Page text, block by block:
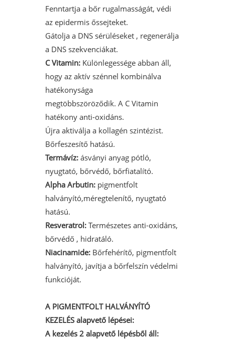
Fenntartja a bőr rugalmasságát, védi
az epidermis őssejteket.
Gátolja a DNS sérüléseket , regenerálja
a DNS szekvenciákat.
C Vitamin: Különlegessége abban áll,
hogy az aktív szénnel kombinálva
hatékonysága
megtöbbszöröződik. A C Vitamin
hatékony anti-oxidáns.
Újra aktiválja a kollagén szintézist.
Bőrfeszesítő hatású.
Termávíz: ásványi anyag pótló,
nyugtató, bőrvédő, bőrfiatalító.
Alpha Arbutin:pigmentfolt
halványító,méregtelenítő, nyugtató
hatású.
Resveratrol: Természetes anti-oxidáns,
bőrvédő , hidratáló.
Niacinamide: Bőrfehérítő, pigmentfolt
halványító, javítja a bőrfelszín védelmi
funkcióját.
A PIGMENTFOLT HALVÁNYÍTÓ
KEZELÉS alapvető lépései:
A kezelés 2 alapvető lépésből áll: